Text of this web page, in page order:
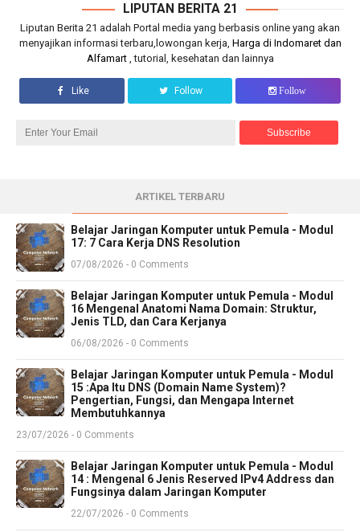
LIPUTAN BERITA 21
Liputan Berita 21 adalah Portal media yang berbasis online yang akan
menyajikan informasi terbaru,lowongan kerja, Harga di Indomaret dan
Alfamart , tutorial, kesehatan dan lainnya
Like Follow Follow
ARTIKEL TERBARU
Belajar Jaringan Komputer untuk Pemula - Modul
17: 7 Cara Kerja DNS Resolution
07/08/2026 - 0 Comments
Belajar Jaringan Komputer untuk Pemula - Modul
16 Mengenal Anatomi Nama Domain: Struktur,
Jenis TLD, dan Cara Kerjanya
06/08/2026 - 0 Comments
Belajar Jaringan Komputer untuk Pemula - Modul
15 :Apa Itu DNS (Domain Name System)?
Pengertian, Fungsi, dan Mengapa Internet
Membutuhkannya
23/07/2026 - 0 Comments
Belajar Jaringan Komputer untuk Pemula - Modul
14 : Mengenal 6 Jenis Reserved IPv4 Address dan
Fungsinya dalam Jaringan Komputer
22/07/2026 - 0 Comments